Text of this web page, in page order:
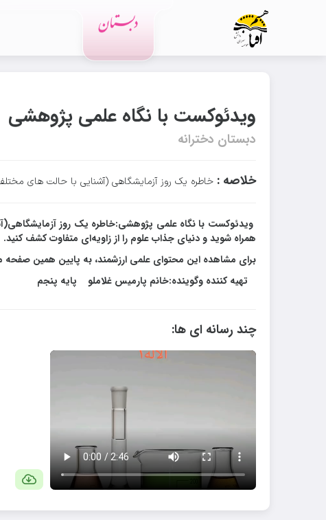
ویدئوکست با نگاه علمی پژوهشی
دبستان دخترانه
خلاصه :خاطره یک روز آزمایشگاهی (آشنایی با حالت های
ویدئوکست با نگاه علمی پژوهشی:خاطره یک روز
همراه شوید و دنیای جذاب علوم را از زاویه‌ای متفاوت کشف کنید.
برای مشاهده این محتوای علمی ارزشمند، به پایین همین صفحه
تهیه کننده وگوینده:خانم پارمیس غلاملو پایه پنجم
چند رسانه ای ها: